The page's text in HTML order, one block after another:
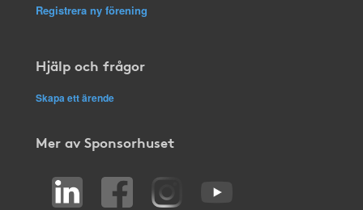
Registrera ny förening
Hjälp och frågor
Skapa ett ärende
Mer av Sponsorhuset